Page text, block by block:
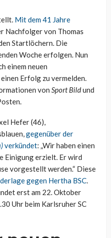
Mit dem 41 Jahre
Nachfolger von Thomas
Startlöchern. Die
Woche erfolgen. Nun
einem neuen
Erfolg zu vermelden.
von Sport Bildund
Hefer (46),
gegenüber der
verkündet: „Wir haben einen
Einigung erzielt. Er wird
vorgestellt werden.“ Diese
gegen Hertha BSC.
erst am 22. Oktober
Uhr beim Karlsruher SC